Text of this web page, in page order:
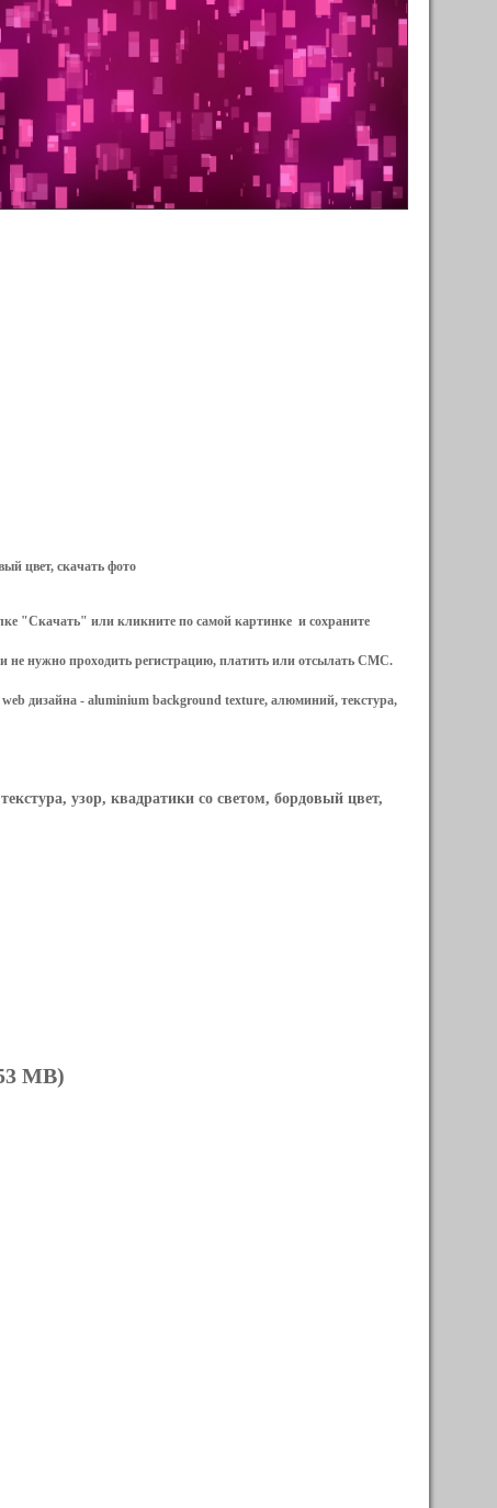
цвет, скачать фото
"Скачать" или кликните по самой картинке и сохраните
не нужно проходить регистрацию, платить или отсылать СМС.
дизайна - aluminium background texture, алюминий, текстура,
узор, квадратики со светом, бордовый цвет,
MB)